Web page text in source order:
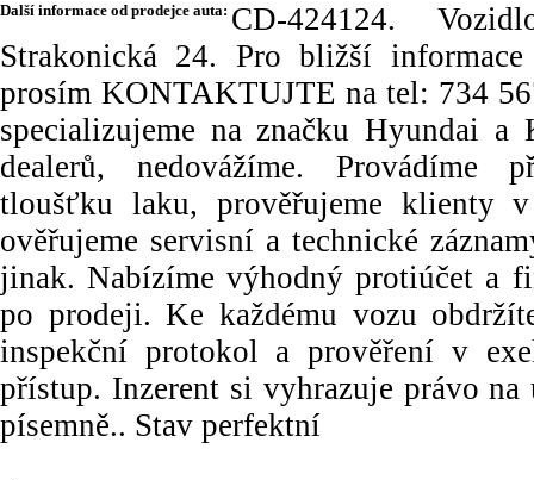
Další informace od prodejce auta: CD-424124.
Strakonická 24. Pro bližší
prosím KONTAKTUJTE na tel: 734
specializujeme na značku Hyundai a
dealerů, nedovážíme. Provádíme
tloušťku laku, prověřujeme klienty
ověřujeme servisní a technické
jinak. Nabízíme výhodný protiúčet a
po prodeji. Ke každému vozu
inspekční protokol a prověření v
přístup. Inzerent si vyhrazuje právo
písemně.. Stav perfektní